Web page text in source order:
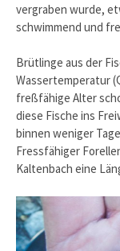
vergraben wurde,
schwimmend und
Brütlinge aus der
Wassertemperatur
freßfähige Alter
diese Fische ins
binnen weniger
Fressfähiger
Kaltenbach eine